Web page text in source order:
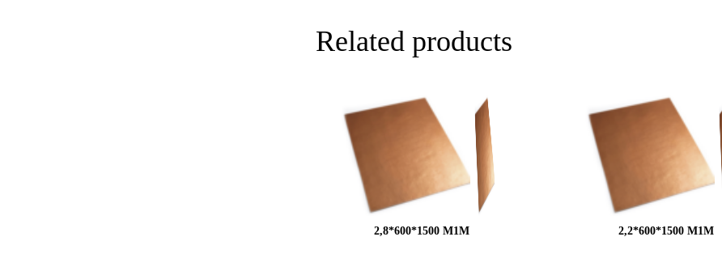
Related products
2,8*600*1500 М1М 2,2*600*1500 М1М